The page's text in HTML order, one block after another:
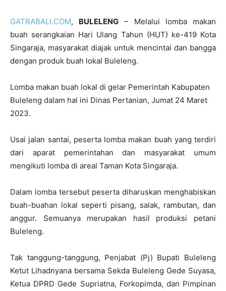
GATRABALI.COM, BULELENG – Melalui lomba makan
buah serangkaian Hari Ulang Tahun (HUT) ke-419 Kota
Singaraja, masyarakat diajak untuk mencintai dan bangga
dengan produk buah lokal Buleleng.
Lomba makan buah lokal di gelar Pemerintah Kabupaten
Buleleng dalam hal ini Dinas Pertanian, Jumat 24 Maret
2023.
Usai jalan santai, peserta lomba makan buah yang terdiri
dari aparat pemerintahan dan masyarakat umum
mengikuti lomba di areal Taman Kota Singaraja.
Dalam lomba tersebut peserta diharuskan menghabiskan
buah-buahan lokal seperti pisang, salak, rambutan, dan
anggur. Semuanya merupakan hasil produksi petani
Buleleng.
Tak tanggung-tanggung, Penjabat (Pj) Bupati Buleleng
Ketut Lihadnyana bersama Sekda Buleleng Gede Suyasa,
Ketua DPRD Gede Supriatna, Forkopimda, dan Pimpinan